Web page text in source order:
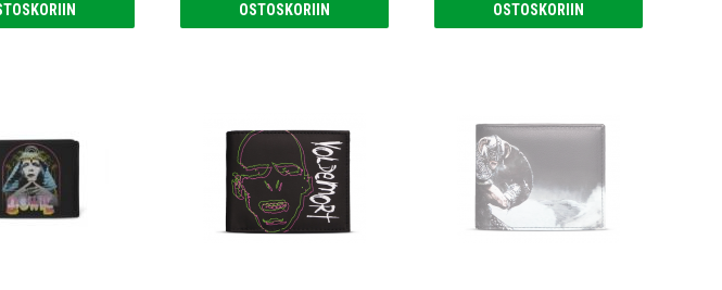
OSTOSKORIIN OSTOSKORIIN